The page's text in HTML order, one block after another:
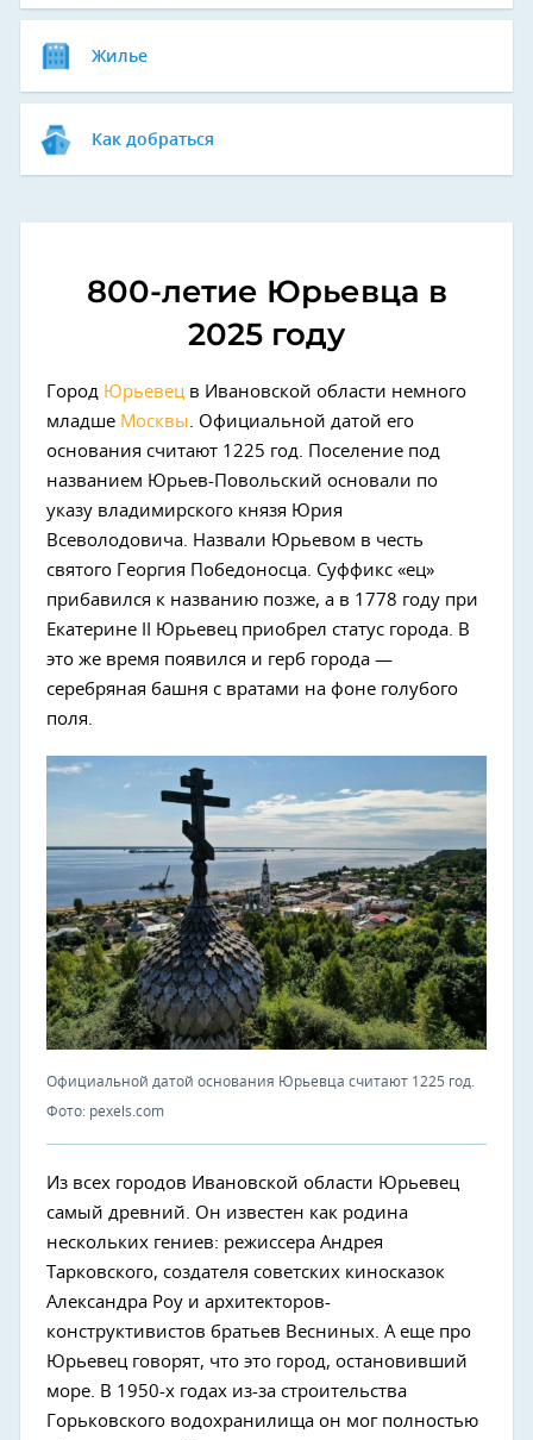
Жилье
Как добраться
800-летие Юрьевца в
2025 году
Город Юрьевец в Ивановской области немного
младше Москвы. Официальной датой его
основания считают 1225 год. Поселение под
названием Юрьев-Повольский основали по
указу владимирского князя Юрия
Всеволодовича. Назвали Юрьевом в честь
святого Георгия Победоносца. Суффикс «ец»
прибавился к названию позже, а в 1778 году при
Екатерине II Юрьевец приобрел статус города. В
это же время появился и герб города —
серебряная башня с вратами на фоне голубого
поля.
Официальной датой основания Юрьевца считают 1225 год.
Фото: pexels.com
Из всех городов Ивановской области Юрьевец
самый древний. Он известен как родина
нескольких гениев: режиссера Андрея
Тарковского, создателя советских киносказок
Александра Роу и архитекторов-
конструктивистов братьев Весниных. А еще про
Юрьевец говорят, что это город, остановивший
море. В 1950-х годах из-за строительства
Горьковского водохранилища он мог полностью